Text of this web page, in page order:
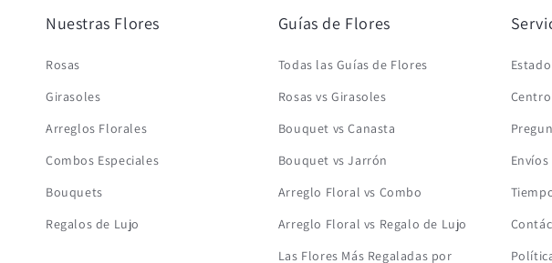
Nuestras Flores
Rosas
Girasoles
Arreglos Florales
Combos Especiales
Bouquets
Regalos de Lujo
Guías de Flores
Todas las Guías de Flores
Rosas vs Girasoles
Bouquet vs Canasta
Bouquet vs Jarrón
Arreglo Floral vs Combo
Arreglo Floral vs Regalo de Lujo
Las Flores Más Regaladas por